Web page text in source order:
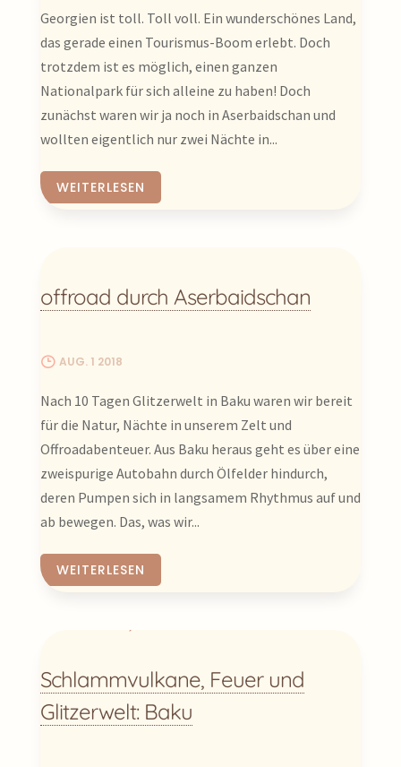
Wir waren fasziniert von der Vielfalt, die
Aserbaidschan bietet. Wir sind durch die
verwinkelten Gassen der Altstadt von
Baku (İçəri Şəhər) mit ihrem Palast der
Schirwanschahs geschlendert, sind
atemberaubende Wege in den Bergen bei
höchstgelegenen und abgelegensten
Dörfer Europas –, haben auf den Märkten
Shebeke-Fenster bestaunt.
Kontraste? Dann klicke Dich durch unsere
Aserbaidschans entfachen!
Viel Spaß beim Entdecken dieses
einzigartigen Landes!
Georgien ist toll. Toll voll. Ein wunderschönes Land,
das gerade einen Tourismus-Boom erlebt. Doch
trotzdem ist es möglich, einen ganzen
Nationalpark für sich alleine zu haben! Doch
zunächst waren wir ja noch in Aserbaidschan und
wollten eigentlich nur zwei Nächte in...
WEITERLESEN
offroad durch Aserbaidschan
AUG. 1 2018
Nach 10 Tagen Glitzerwelt in Baku waren wir bereit
für die Natur, Nächte in unserem Zelt und
Offroadabenteuer. Aus Baku heraus geht es über eine
zweispurige Autobahn durch Ölfelder hindurch,
deren Pumpen sich in langsamem Rhythmus auf und
ab bewegen. Das, was wir...
WEITERLESEN
Schlammvulkane, Feuer und
Glitzerwelt: Baku